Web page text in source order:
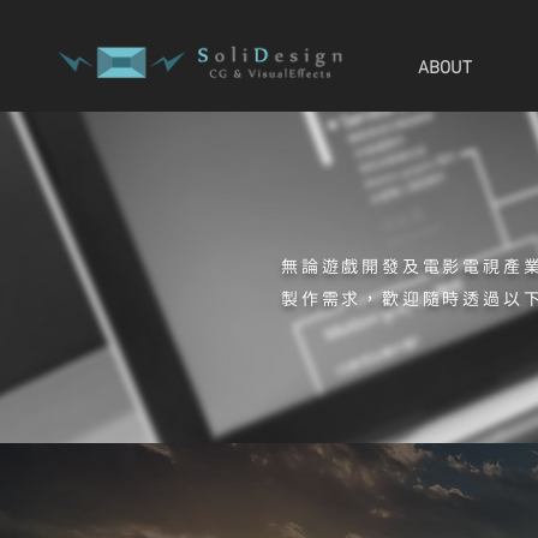
ABOUT
無論遊戲開發及電影電視產
製作需求，歡迎隨時透過以